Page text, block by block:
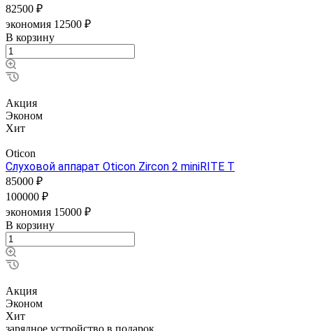
82500 ₽
экономия 12500 ₽
В корзину
Акция
Эконом
Хит
Oticon
Слуховой аппарат Oticon Zircon 2 miniRITE T
85000 ₽
100000 ₽
экономия 15000 ₽
В корзину
Акция
Эконом
Хит
зарядное устройство в подарок